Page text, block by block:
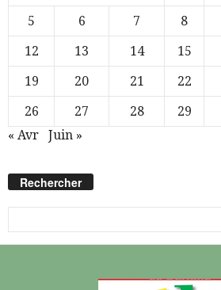
5
6 7 8
12
13 14 15
19
20 21 22
26
27 28 29
« Avr
Juin »
Rechercher